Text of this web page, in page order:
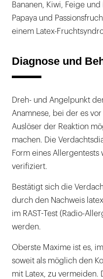
Bananen, Kiwi, Feige
Papaya und
einem Latex-
Diagnose und
Dreh- und Angelpunkt
Anamnese, bei der es
Auslöser der Reaktion
machen. Die
Form eines
verifiziert.
Bestätigt sich die
durch den Nachweis
im RAST-Test (Radio-
werden.
Oberste Maxime ist es,
soweit als möglich den
mit Latex, zu vermeiden.